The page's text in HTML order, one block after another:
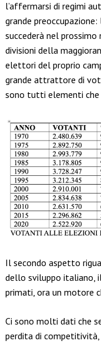
l’affermarsi di regimi
grande
succederà nel
divisioni della
elettori del proprio
grande attrattore di
sono tutti elementi che
Il secondo aspetto
dello sviluppo italiano,
primati, ora un motore
Ci sono molti dati che
perdita di